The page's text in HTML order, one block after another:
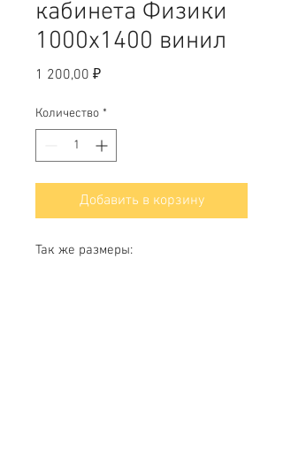
кабинета Физики
1000х1400 винил
1 200,00 ₽Цена
Количество *
Добавить в корзину
Так же размеры: